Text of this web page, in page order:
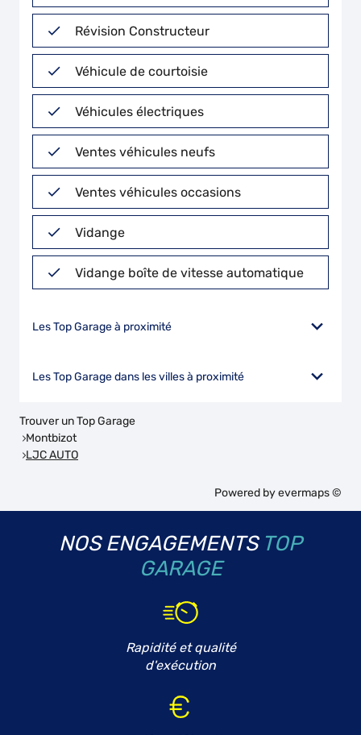
Révision Constructeur
Véhicule de courtoisie
Véhicules électriques
Ventes véhicules neufs
Ventes véhicules occasions
Vidange
Vidange boîte de vitesse automatique
Les Top Garage à proximité
Les Top Garage dans les villes à proximité
Trouver un Top Garage
Montbizot
LJC AUTO
Powered byevermaps ©
NOS ENGAGEMENTS TOP
GARAGE
Rapidité et qualité
d'exécution